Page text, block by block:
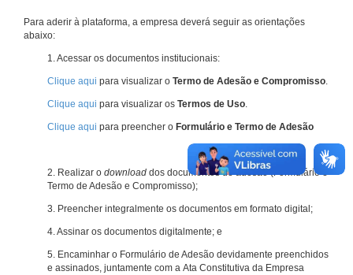
Para aderir à plataforma, a empresa deverá seguir as orientações
abaixo:
1. Acessar os documentos institucionais:
Clique aqui para visualizar o Termo de Adesão e Compromisso.
Clique aqui para visualizar os Termos de Uso.
Clique aqui para preencher o Formulário e Termo de Adesão
2. Realizar o download dos documentos de adesão (Formulário e
Termo de Adesão e Compromisso);
3. Preencher integralmente os documentos em formato digital;
4. Assinar os documentos digitalmente; e
5. Encaminhar o Formulário de Adesão devidamente preenchidos
e assinados, juntamente com a Ata Constitutiva da Empresa